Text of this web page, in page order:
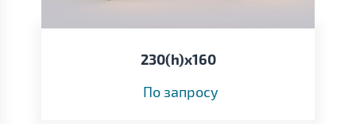
230(h)x160
По запросу